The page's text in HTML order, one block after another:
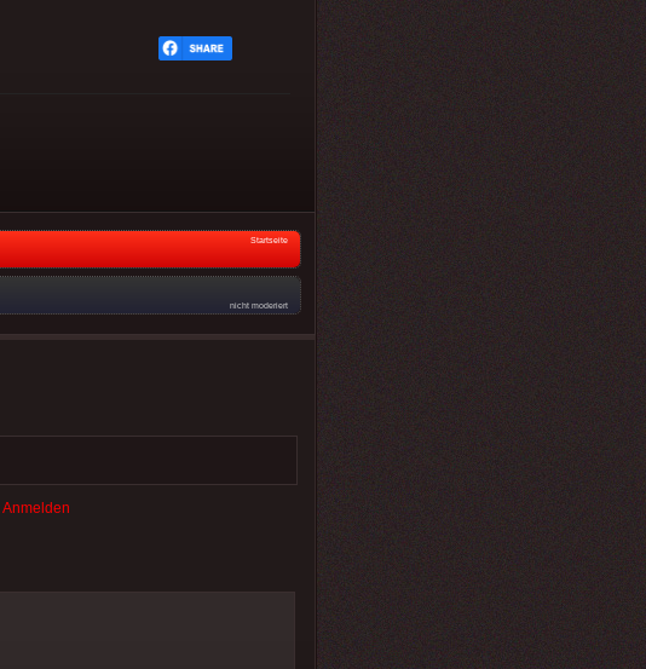
Startseite
nicht moderiert
Anmelden